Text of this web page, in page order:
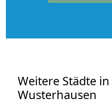
Weitere Städte
Wusterhausen